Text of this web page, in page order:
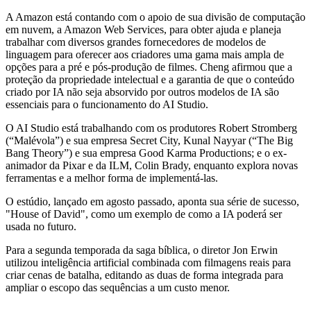
A Amazon está contando com o apoio de sua divisão de computação
em nuvem, a Amazon Web Services, para obter ajuda e planeja
trabalhar com diversos grandes fornecedores de modelos de
linguagem para oferecer aos criadores uma gama mais ampla de
opções para a pré e pós-produção de filmes. Cheng afirmou que a
proteção da propriedade intelectual e a garantia de que o conteúdo
criado por IA não seja absorvido por outros modelos de IA são
essenciais para o funcionamento do AI Studio.
O AI Studio está trabalhando com os produtores Robert Stromberg
(“Malévola”) e sua empresa Secret City, Kunal Nayyar (“The Big
Bang Theory”) e sua empresa Good Karma Productions; e o ex-
animador da Pixar e da ILM, Colin Brady, enquanto explora novas
ferramentas e a melhor forma de implementá-las.
O estúdio, lançado em agosto passado, aponta sua série de sucesso,
"House of David", como um exemplo de como a IA poderá ser
usada no futuro.
Para a segunda temporada da saga bíblica, o diretor Jon Erwin
utilizou inteligência artificial combinada com filmagens reais para
criar cenas de batalha, editando as duas de forma integrada para
ampliar o escopo das sequências a um custo menor.